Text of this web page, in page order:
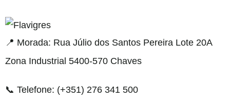
bahsegel
📍 Morada: Rua Júlio dos Santos Pereira Lote 20A
Zona Industrial 5400-570 Chaves
📞 Telefone: (+351) 276 341 500